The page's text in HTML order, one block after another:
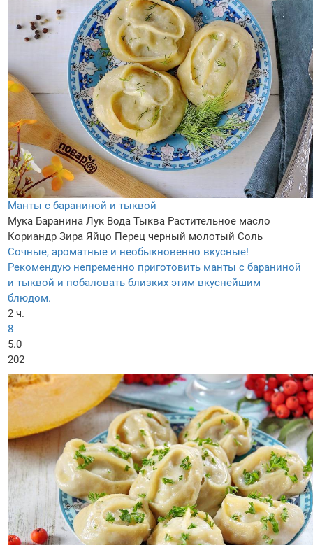
Манты с бараниной и тыквой
Мука Баранина Лук Вода Тыква Растительное масло
Кориандр Зира Яйцо Перец черный молотый Соль
Сочные, ароматные и необыкновенно вкусные!
Рекомендую непременно приготовить манты с бараниной
и тыквой и побаловать близких этим вкуснейшим
блюдом.
2 ч.
8
5.0
202